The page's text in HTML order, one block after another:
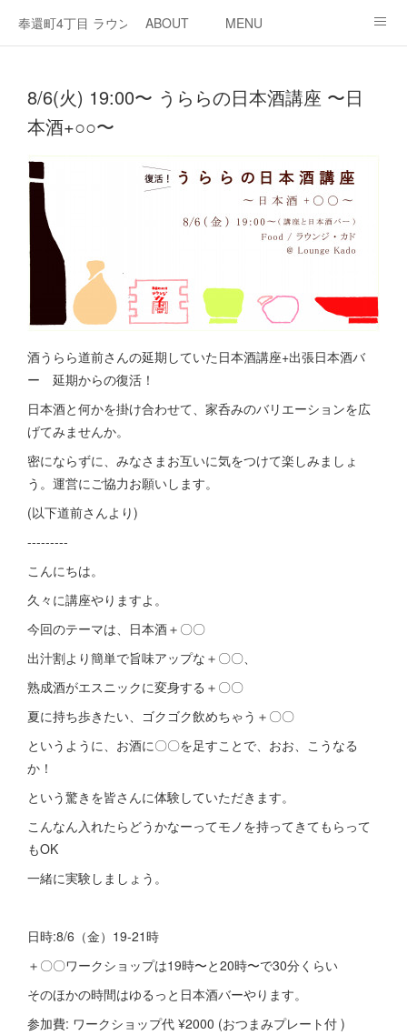
奉還町4丁目 ラウンジ・カド
ABOUT MENU
8/6(火) 19:00〜 うららの日本酒講座 〜日
本酒+○○〜
酒うらら道前さんの延期していた日本酒講座+出張日本酒バ
ー 延期からの復活！
日本酒と何かを掛け合わせて、家呑みのバリエーションを広
げてみませんか。
密にならずに、みなさまお互いに気をつけて楽しみましょ
う。運営にご協力お願いします。
(以下道前さんより)
---------
こんにちは。
久々に講座やりますよ。
今回のテーマは、日本酒＋〇〇
出汁割より簡単で旨味アップな＋〇〇、
熟成酒がエスニックに変身する＋〇〇
夏に持ち歩きたい、ゴクゴク飲めちゃう＋〇〇
というように、お酒に〇〇を足すことで、おお、こうなる
か！
という驚きを皆さんに体験していただきます。
こんなん入れたらどうかなーってモノを持ってきてもらって
もOK
一緒に実験しましょう。
日時:8/6（金）19-21時
＋〇〇ワークショップは19時〜と20時〜で30分くらい
そのほかの時間はゆるっと日本酒バーやります。
参加費: ワークショップ代 ¥2000 (おつまみプレート付 )